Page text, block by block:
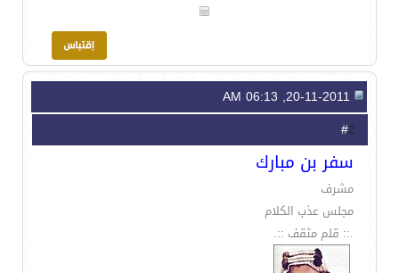
2
سفر بن مبارك
مشرف
مجلس عذب الكلام
.:: قلم مثقف ::.